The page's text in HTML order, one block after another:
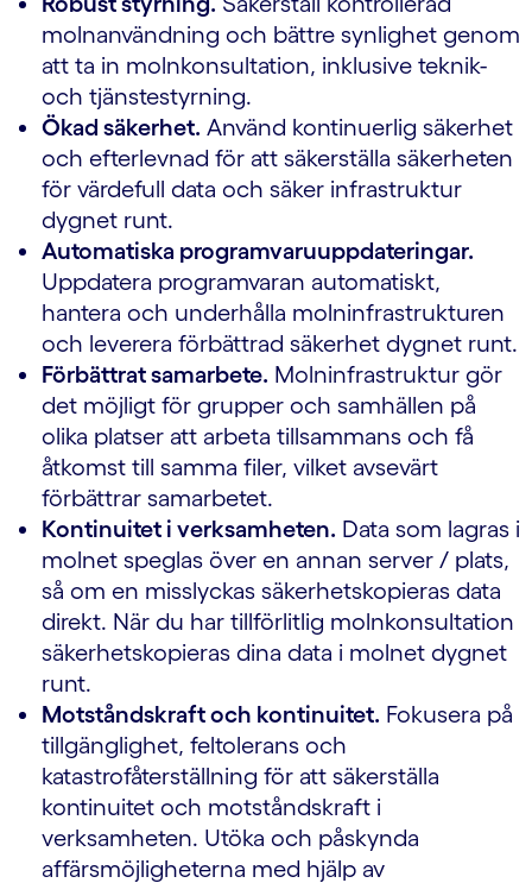
molnanvändning och bättre synlighet genom
att ta in molnkonsultation, inklusive teknik-
och tjänstestyrning.
Ökad säkerhet. Använd kontinuerlig säkerhet
och efterlevnad för att säkerställa säkerheten
för värdefull data och säker infrastruktur
dygnet runt.
Automatiska programvaruuppdateringar.
Uppdatera programvaran automatiskt,
hantera och underhålla molninfrastrukturen
och leverera förbättrad säkerhet dygnet runt.
Förbättrat samarbete. Molninfrastruktur gör
det möjligt för grupper och samhällen på
olika platser att arbeta tillsammans och få
åtkomst till samma filer, vilket avsevärt
förbättrar samarbetet.
Kontinuitet i verksamheten. Data som lagras i
molnet speglas över en annan server / plats,
så om en misslyckas säkerhetskopieras data
direkt. När du har tillförlitlig molnkonsultation
säkerhetskopieras dina data i molnet dygnet
runt.
Motståndskraft och kontinuitet. Fokusera på
tillgänglighet, feltolerans och
katastrofåterställning för att säkerställa
kontinuitet och motståndskraft i
verksamheten. Utöka och påskynda
affärsmöjligheterna med hjälp av